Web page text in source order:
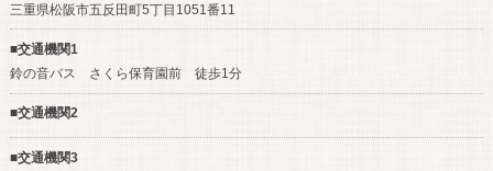
三重県松阪市五反田町5丁目1051番11
■交通機関1
鈴の音バス さくら保育園前 徒歩1分
■交通機関2
■交通機関3